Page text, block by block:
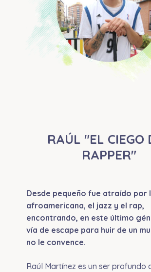
RAÚL "EL CIEGO
RAPPER"
Desde pequeño fue atraído por
afroamericana, el jazz y el rap,
encontrando, en este último
vía de escape para huir de un
no le convence.
Raúl Martínez es un ser profundo